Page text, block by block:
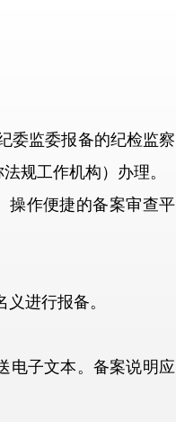
委监委报备的纪检监察
规工作机构）办理。
作便捷的备案审查平
进行报备。
子文本。备案说明应